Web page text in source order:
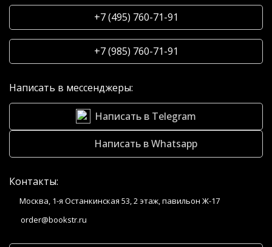
+7 (495) 760-71-91
+7 (985) 760-71-91
Написать в мессенджеры:
Написать в Telegram
Написать в Whatsapp
Контакты:
Москва, 1-я Останкинская 53, 2 этаж, павильон Ж-17
order@bookstr.ru